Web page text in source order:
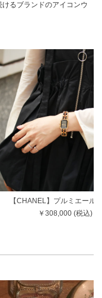
るブランドのアイコンウ
【CHANEL】プルミエ
￥308,000 (税込)